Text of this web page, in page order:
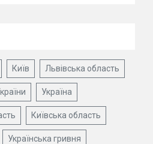
Київ Львівська область
Україна
Київська область
Українська гривня